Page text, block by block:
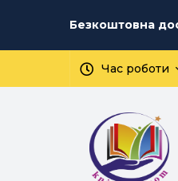
Безкоштовна
Час роботи